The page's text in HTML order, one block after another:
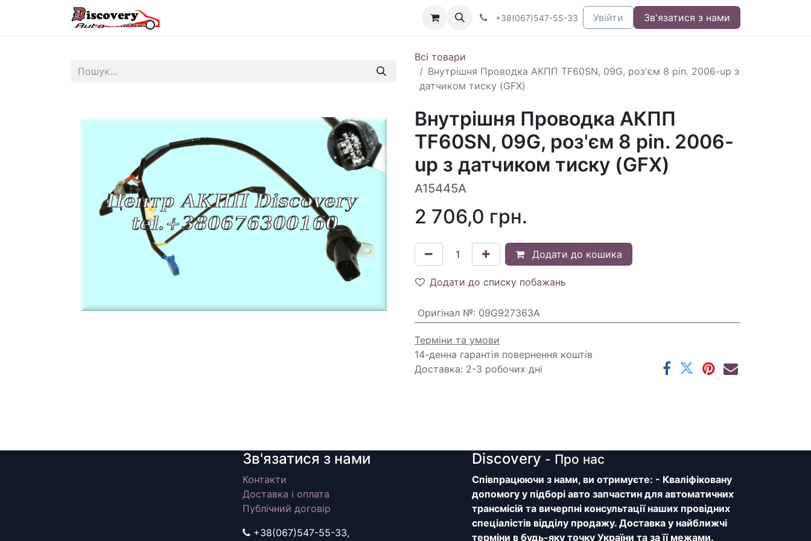
+38(067)547-55-33 Увійти Зв'язатися з нами
Всі товари
Внутрішня Проводка АКПП TF60SN, 09G, роз'єм 8 pin. 2006-up з
датчиком тиску (GFX)
Внутрішня Проводка АКПП
TF60SN, 09G, роз'єм 8 pin. 2006-
up з датчиком тиску (GFX)
A15445A
2 706,0 грн.
Додати до кошика
Додати до списку побажань
Оригінал №: 09G927363A
Терміни та умови
14-денна гарантія повернення коштів
Доставка: 2-3 робочих дні
Зв'язатися з нами
Контакти
Доставка і оплата
Публічний договір
+38(067)547-55-33,
Discovery - Про нас
Співпрацюючи з нами, ви отримуєте: - Кваліфіковану
допомогу у підборі авто запчастин для автоматичних
трансмісій та вичерпні консультації наших провідних
спеціалістів відділу продажу. Доставка у найближчі
терміни в будь-яку точку України та за її межами.